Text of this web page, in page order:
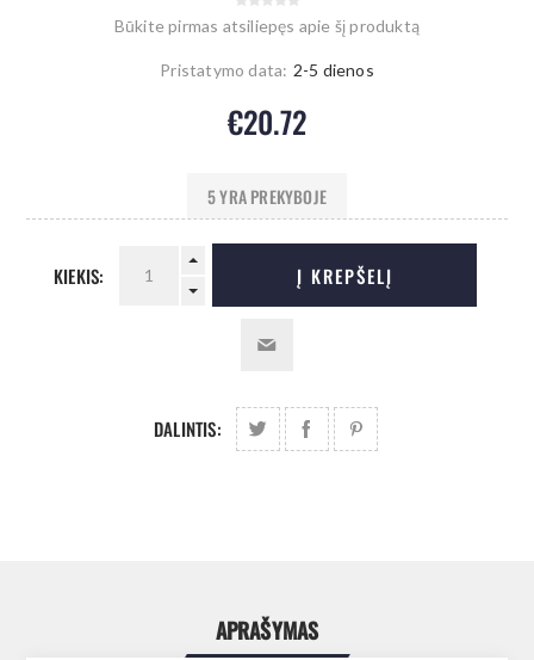
Būkite pirmas atsiliepęs apie šį produktą
Pristatymo data: 2-5 dienos
€20.72
5 YRA PREKYBOJE
KIEKIS: Į KREPŠELĮ
DALINTIS:
APRAŠYMAS